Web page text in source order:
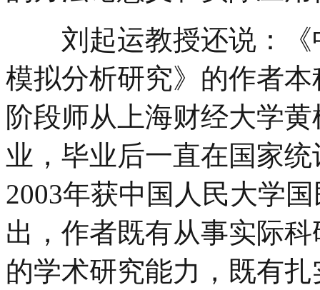
刘起运教授还说：《
模拟分析研究》的作者
阶段师从上海财经大学
业，毕业后一直在国家
2003年获中国人民大学
出，作者既有从事实际
的学术研究能力，既有